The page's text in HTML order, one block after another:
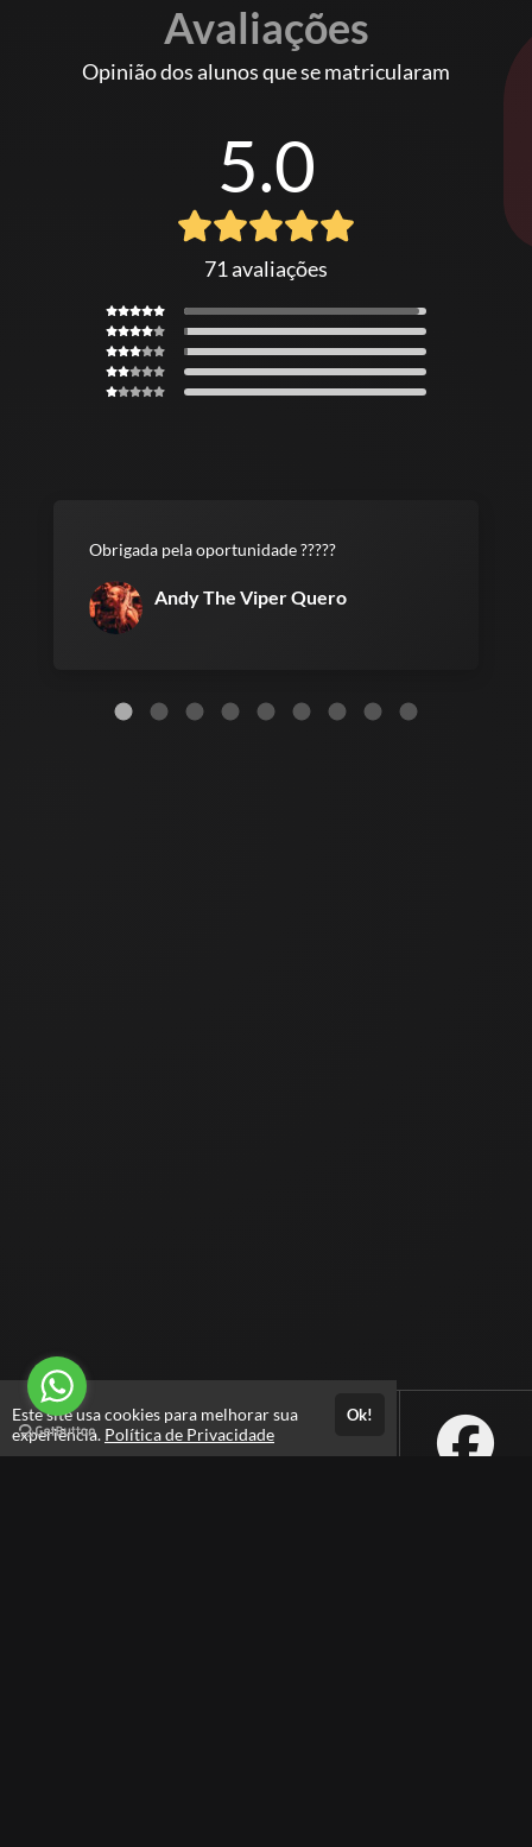
Avaliações
Opinião dos alunos que se matricularam
5.0
71 avaliações
Obrigada pela oportunidade ?????
Andy The Viper Quero
Este site usa cookies para melhorar sua
experiência. Política de Privacidade
Ok!